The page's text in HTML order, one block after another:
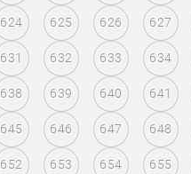
624 625 626 627
631 632 633 634
638 639 640 641
645 646 647 648
652 653 654 655